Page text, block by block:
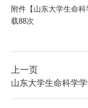
附件【山东大学生命
载88次
上一页
山东大学生命科学